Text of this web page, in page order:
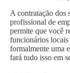
A contratação dos
profissional de
permite que você
funcionários locais
formalmente uma
fará tudo isso em